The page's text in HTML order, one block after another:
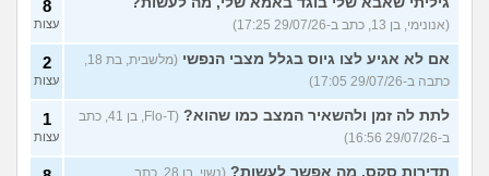
(אנונימי, בן 13, כתב ב-29/07/26 17:25)
8
עצות
אם לא אגיע לצו גיוס בגלל מצבי הנפשי
(מלשבית, בת 18,
כתבה ב-29/07/26 17:05)
2
עצות
לתת לה זמן ולהשאיר המצב כמו שהוא?
(Flo-T, בן 41, כתב
ב-29/07/26 16:56)
1
עצות
תדירות סקס, מה אפשר לעשות? (נשוי, בן 28, כתב